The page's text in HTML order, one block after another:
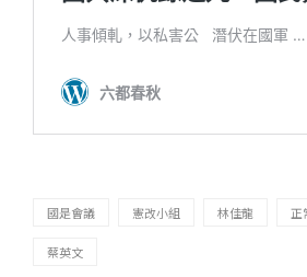
國是會議 憲改小組 林佳龍 正
蔡英文